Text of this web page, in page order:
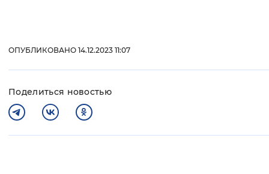
ОПУБЛИКОВАНО 14.12.2023 11:07
Поделиться новостью